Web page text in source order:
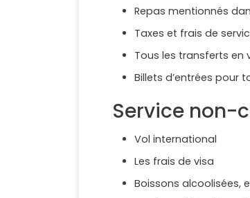
Repas mentionnés
Taxes et frais de
Tous les transferts en
Billets d’entrées pour
Service non-
Vol international
Les frais de visa
Boissons alcoolisées,